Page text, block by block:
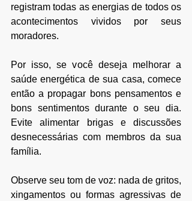
registram todas as energias de todos os
acontecimentos vividos por seus
moradores.
Por isso, se você deseja melhorar a
saúde energética de sua casa, comece
então a propagar bons pensamentos e
bons sentimentos durante o seu dia.
Evite alimentar brigas e discussões
desnecessárias com membros da sua
família.
Observe seu tom de voz: nada de gritos,
xingamentos ou formas agressivas de